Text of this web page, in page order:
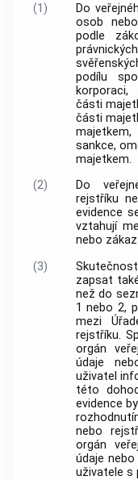
(1)
Do
osob
podle
podílu
části
části
sankce,
majetkem.
(2)
Do
rejstříku
evidence
vztahují
nebo
(3)
zapsat
než do
1 nebo 2,
mezi
rejstříku.
orgán
údaje
uživatel
této
evidence
nebo
orgán
údaje
uživatele s